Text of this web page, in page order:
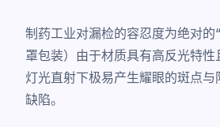
制药工业对漏检的容忍度为绝对的
罩包装）由于材质具有高反光特
灯光直射下极易产生耀眼的斑点
缺陷。